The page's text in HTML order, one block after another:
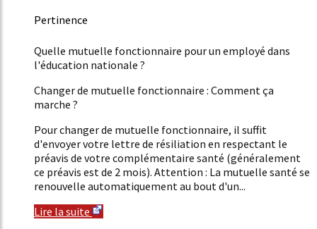
Pertinence
Quelle mutuelle fonctionnaire pour un employé dans
l'éducation nationale ?
Changer de mutuelle fonctionnaire : Comment ça
marche ?
Pour changer de mutuelle fonctionnaire, il suffit
d'envoyer votre lettre de résiliation en respectant le
préavis de votre complémentaire santé (généralement
ce préavis est de 2 mois). Attention : La mutuelle santé se
renouvelle automatiquement au bout d'un...
Lire la suite